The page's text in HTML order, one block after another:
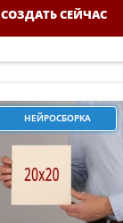
СОЗДАТЬ СЕЙЧАС
НЕЙРОСБОРКА